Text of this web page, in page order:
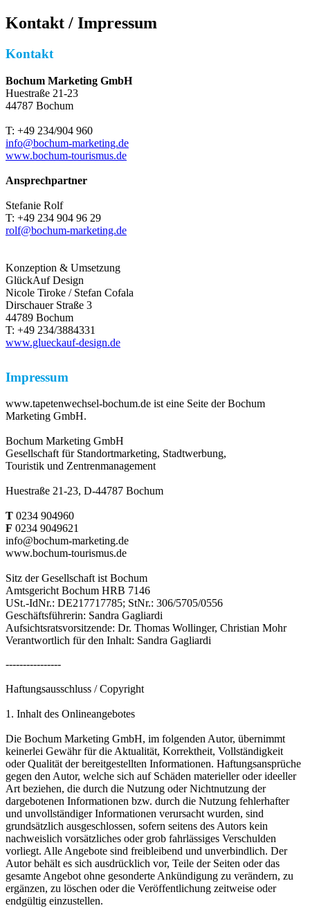
Kontakt / Impressum
Kontakt
Bochum Marketing GmbH
Huestraße 21-23
44787 Bochum
T: +49 234/904 960
info@bochum-marketing.de
www.bochum-tourismus.de
Ansprechpartner
Stefanie Rolf
T: +49 234 904 96 29
rolf@bochum-marketing.de
Konzeption & Umsetzung
GlückAuf Design
Nicole Tiroke / Stefan Cofala
Dirschauer Straße 3
44789 Bochum
T: +49 234/3884331
www.glueckauf-design.de
Impressum
www.tapetenwechsel-bochum.de ist eine Seite der Bochum
Marketing GmbH.
Bochum Marketing GmbH
Gesellschaft für Standortmarketing, Stadtwerbung,
Touristik und Zentrenmanagement
Huestraße 21-23, D-44787 Bochum
T 0234 904960
F 0234 9049621
info@bochum-marketing.de
www.bochum-tourismus.de
Sitz der Gesellschaft ist Bochum
Amtsgericht Bochum HRB 7146
USt.-IdNr.: DE217717785; StNr.: 306/5705/0556
Geschäftsführerin: Sandra Gagliardi
Aufsichtsratsvorsitzende: Dr. Thomas Wollinger, Christian Mohr
Verantwortlich für den Inhalt: Sandra Gagliardi
----------------
Haftungsausschluss / Copyright
1. Inhalt des Onlineangebotes
Die Bochum Marketing GmbH, im folgenden Autor, übernimmt
keinerlei Gewähr für die Aktualität, Korrektheit, Vollständigkeit
oder Qualität der bereitgestellten Informationen. Haftungsansprüche
gegen den Autor, welche sich auf Schäden materieller oder ideeller
Art beziehen, die durch die Nutzung oder Nichtnutzung der
dargebotenen Informationen bzw. durch die Nutzung fehlerhafter
und unvollständiger Informationen verursacht wurden, sind
grundsätzlich ausgeschlossen, sofern seitens des Autors kein
nachweislich vorsätzliches oder grob fahrlässiges Verschulden
vorliegt. Alle Angebote sind freibleibend und unverbindlich. Der
Autor behält es sich ausdrücklich vor, Teile der Seiten oder das
gesamte Angebot ohne gesonderte Ankündigung zu verändern, zu
ergänzen, zu löschen oder die Veröffentlichung zeitweise oder
endgültig einzustellen.